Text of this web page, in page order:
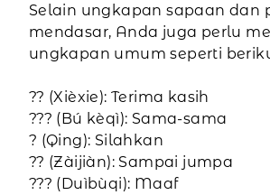
Selain ungkapan sapaan dan
mendasar, Anda juga perlu
ungkapan umum seperti
?? (Xièxie): Terima kasih
??? (Bú kèqì): Sama-sama
? (Qing): Silahkan
?? (Zàijiàn): Sampai jumpa
??? (Duìbùqi): Maaf